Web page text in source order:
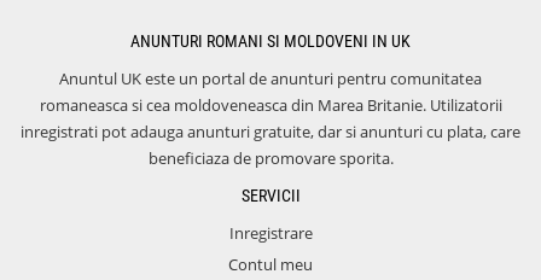
ANUNTURI ROMANI SI MOLDOVENI IN UK
Anuntul UK este un portal de anunturi pentru comunitatea
romaneasca si cea moldoveneasca din Marea Britanie. Utilizatorii
inregistrati pot adauga anunturi gratuite, dar si anunturi cu plata, care
beneficiaza de promovare sporita.
SERVICII
Inregistrare
Contul meu